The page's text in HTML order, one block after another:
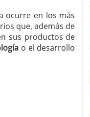
ocurre en los más
que, además de
sus productos de
o el desarrollo